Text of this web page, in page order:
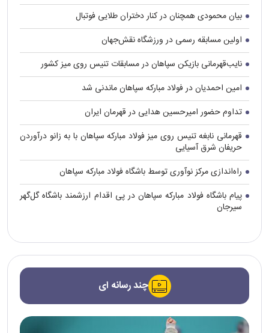
بیان محمودی همچنان در کنار دختران طلایی فوتبال
اولین مسابقه رسمی در ورزشگاه نقش‌جهان
نایب‌قهرمانی بازیکن سپاهان در مسابقات تنیس روی میز کشور
امین احمدیان در فولاد مبارکه سپاهان ماندنی شد
تداوم حضور امیرحسین هدایی در قهرمان ایران
قهرمانی نابغه تنیس روی میز فولاد مبارکه سپاهان با به زانو درآوردن
حریفان شرق آسیایی
راه‌اندازی مرکز نوآوری توسط باشگاه فولاد مبارکه سپاهان
پیام باشگاه فولاد مبارکه سپاهان در پی اقدام ارزشمند باشگاه گل‌گهر
سیرجان
چند رسانه ای